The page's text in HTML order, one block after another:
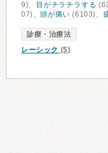
9)、
目がチラチラする
07)、頭が痛い (6103)、
診療・治療法
レーシック (5)